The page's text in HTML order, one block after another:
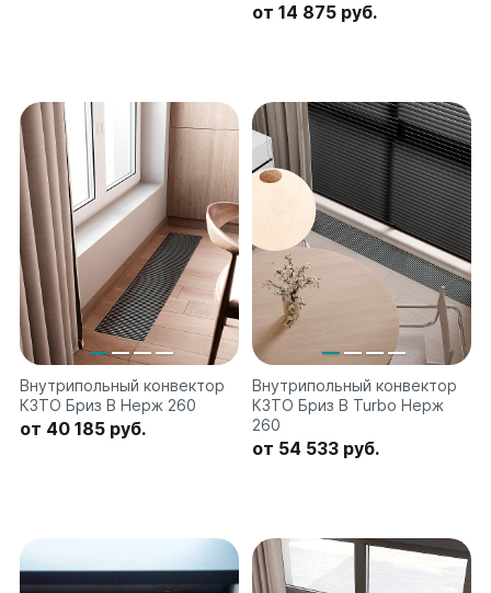
Гармония С40
Гармония C25 N
Гармония А40
Гармония А25 N
Гармония А20
РС и РСК
РС
РСК
Соло
Соло В
Соло Г
Quadrum
от 14 875 руб.
Внутрипольный конвектор
КЗТО Бриз В Нерж 260
от 40 185 руб.
Внутрипольный конвектор
КЗТО Бриз В Turbo Нерж
260
от 54 533 руб.